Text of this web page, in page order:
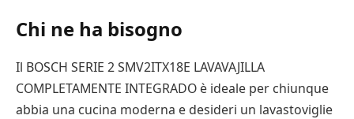
Chi ne ha bisogno
Il BOSCH SERIE 2 SMV2ITX18E LAVAVAJILLA
COMPLETAMENTE INTEGRADO è ideale per chiunque
abbia una cucina moderna e desideri un lavastoviglie